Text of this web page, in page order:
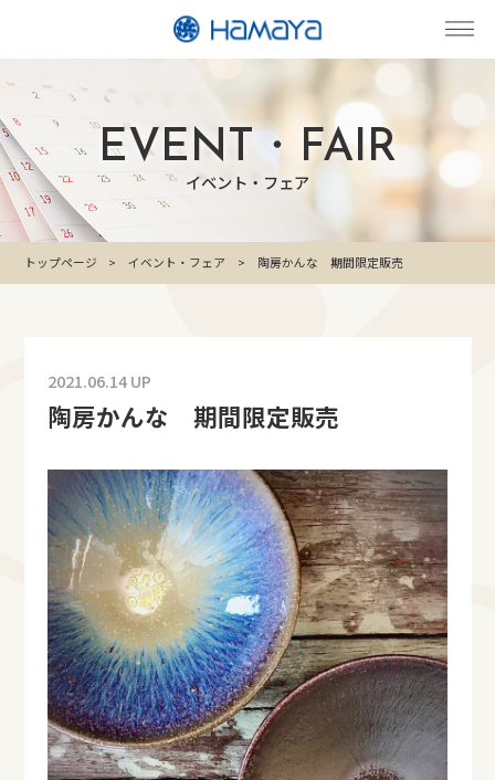
EVENT・FAIR
イベント・フェア
トップページ イベント・フェア 陶房かんな 期間限定販売
2021.06.14 UP
陶房かんな 期間限定販売